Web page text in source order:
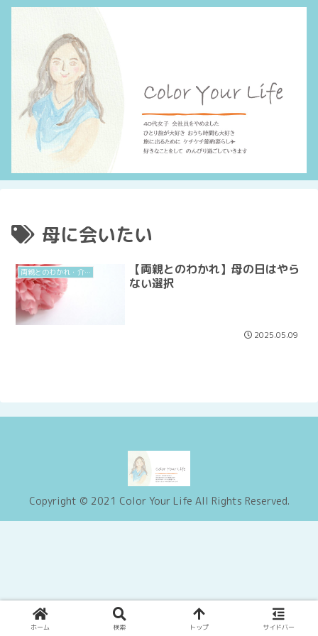
母に会いたい
両親とのわかれ・介護
【両親とのわかれ】母の日はやら
ない選択
2025.05.09
Copyright © 2021 Color Your Life All Rights Reserved.
ホーム 検索 トップ サイドバー